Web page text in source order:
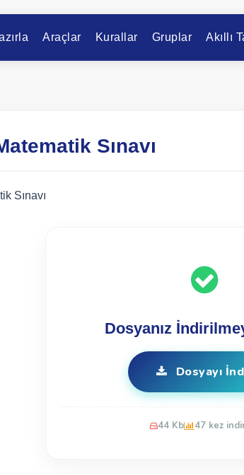
Araçlar Kurallar Gruplar Akıllı
Sınavı
Sınavı
Dosyanız
Dosyayı
44 Kb 47 kez